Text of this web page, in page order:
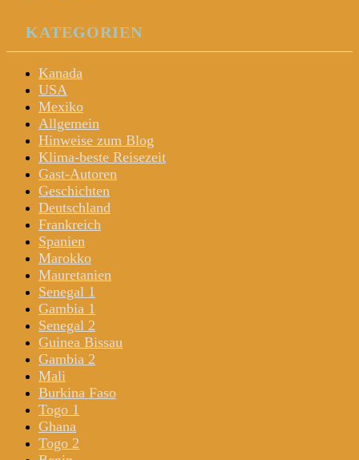
KATEGORIEN
Kanada
USA
Mexiko
Allgemein
Hinweise zum Blog
Klima-beste Reisezeit
Gast-Autoren
Geschichten
Deutschland
Frankreich
Spanien
Marokko
Mauretanien
Senegal 1
Gambia 1
Senegal 2
Guinea Bissau
Gambia 2
Mali
Burkina Faso
Togo 1
Ghana
Togo 2